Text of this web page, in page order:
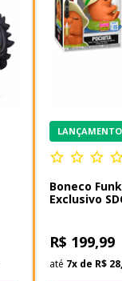
LANÇAMENTO
Boneco
Exclusivo
R$ 199,99
até 7x de R$